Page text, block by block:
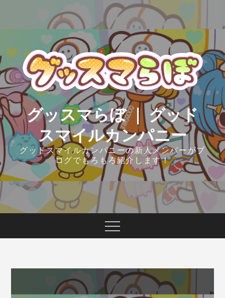
グッスマらぼ ｜ グッド
スマイルカンパニー
グッドスマイルカンパニーの新人メンバーがブ
ログでもろもろ紹介します！